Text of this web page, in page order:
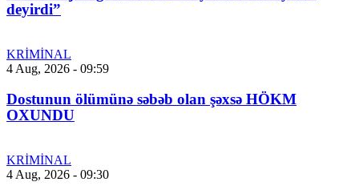
deyirdi”
KRİMİNAL
4 Aug, 2026 - 09:59
Dostunun ölümünə səbəb olan şəxsə HÖKM
OXUNDU
KRİMİNAL
4 Aug, 2026 - 09:30